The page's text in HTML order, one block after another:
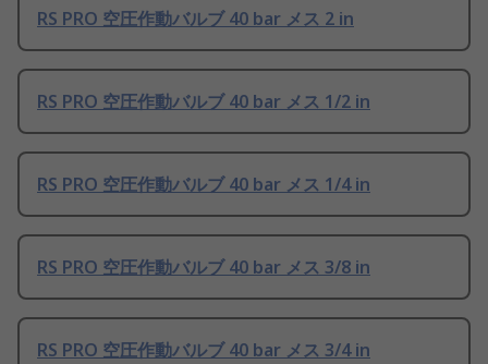
RS PRO 空圧作動バルブ 40 bar メス 2 in
RS PRO 空圧作動バルブ 40 bar メス 1/2 in
RS PRO 空圧作動バルブ 40 bar メス 1/4 in
RS PRO 空圧作動バルブ 40 bar メス 3/8 in
RS PRO 空圧作動バルブ 40 bar メス 3/4 in